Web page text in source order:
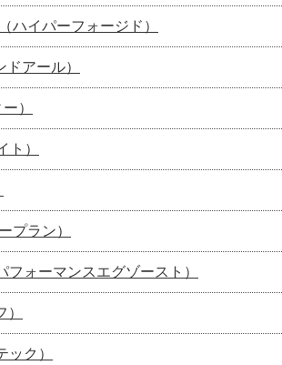
ハイパーフォージド）
アール）
）
ト）
プラン）
フォーマンスエグゾースト）
ク）